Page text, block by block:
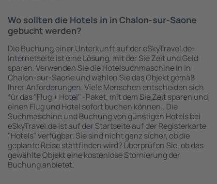
Wo sollten die Hotels in in Chalon-sur-Saone
gebucht werden?
Die Buchung einer Unterkunft auf der eSkyTravel.de-
Internetseite ist eine Lösung, mit der Sie Zeit und Geld
sparen. Verwenden Sie die Hotelsuchmaschine in in
Chalon-sur-Saone und wählen Sie das Objekt gemäß
Ihrer Anforderungen. Viele Menschen entscheiden sich
für das "Flug + Hotel" -Paket, mit dem Sie Zeit sparen und
einen Flug und Hotel sofort buchen können.. Die
Suchmaschine und Buchung von günstigen Hotels bei
eSkyTravel.de ist auf der Startseite auf der Registerkarte
"Hotels" verfügbar. Sie sind nicht ganz sicher, ob die
geplante Reise stattfinden wird? Überprüfen Sie, ob das
gewählte Objekt eine kostenlose Stornierung der
Buchung anbietet.